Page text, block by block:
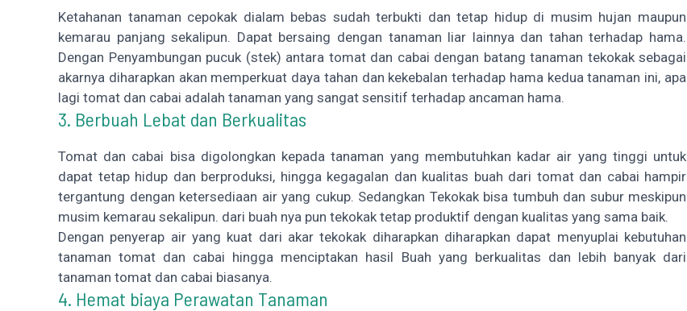
Ketahanan tanaman cepokak dialam bebas sudah terbukti dan tetap hidup di musim hujan maupun
kemarau panjang sekalipun. Dapat bersaing dengan tanaman liar lainnya dan tahan terhadap hama.
Dengan Penyambungan pucuk (stek) antara tomat dan cabai dengan batang tanaman tekokak sebagai
akarnya diharapkan akan memperkuat daya tahan dan kekebalan terhadap hama kedua tanaman ini, apa
lagi tomat dan cabai adalah tanaman yang sangat sensitif terhadap ancaman hama.
3. Berbuah Lebat dan Berkualitas
Tomat dan cabai bisa digolongkan kepada tanaman yang membutuhkan kadar air yang tinggi untuk
dapat tetap hidup dan berproduksi, hingga kegagalan dan kualitas buah dari tomat dan cabai hampir
tergantung dengan ketersediaan air yang cukup. Sedangkan Tekokak bisa tumbuh dan subur meskipun
musim kemarau sekalipun. dari buah nya pun tekokak tetap produktif dengan kualitas yang sama baik.
Dengan penyerap air yang kuat dari akar tekokak diharapkan diharapkan dapat menyuplai kebutuhan
tanaman tomat dan cabai hingga menciptakan hasil Buah yang berkualitas dan lebih banyak dari
tanaman tomat dan cabai biasanya.
4. Hemat biaya Perawatan Tanaman